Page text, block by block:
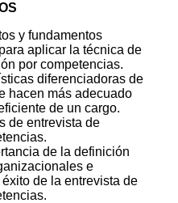
y fundamentos
aplicar la técnica de
por competencias.
diferenciadoras de
hacen más adecuado
de un cargo.
de entrevista de
de la definición
e
de la entrevista de